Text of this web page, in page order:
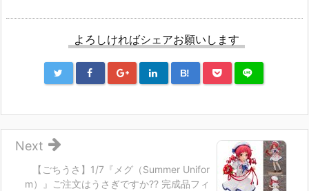
よろしければシェアお願いします
B!
【ごちうさ】1/7『メグ（Summer Unifor
m）』ご注文はうさぎですか?? 完成品フィ
Next